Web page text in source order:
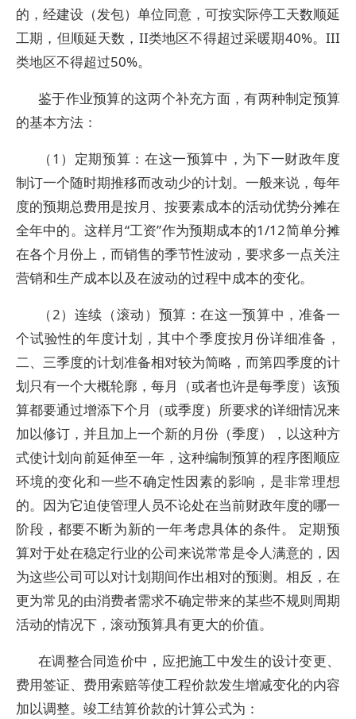
的，经建设（发包）单位同意，可按实际停工天数顺延
工期，但顺延天数，II类地区不得超过采暖期40%。III
类地区不得超过50%。
鉴于作业预算的这两个补充方面，有两种制定预算
的基本方法：
（1）定期预算：在这一预算中，为下一财政年度
制订一个随时期推移而改动少的计划。一般来说，每年
度的预期总费用是按月、按要素成本的活动优势分摊在
全年中的。这样月“工资”作为预期成本的1/12简单分摊
在各个月份上，而销售的季节性波动，要求多一点关注
营销和生产成本以及在波动的过程中成本的变化。
（2）连续（滚动）预算：在这一预算中，准备一
个试验性的年度计划，其中个季度按月份详细准备，
二、三季度的计划准备相对较为简略，而第四季度的计
划只有一个大概轮廓，每月（或者也许是每季度）该预
算都要通过增添下个月（或季度）所要求的详细情况来
加以修订，并且加上一个新的月份（季度），以这种方
式使计划向前延伸至一年，这种编制预算的程序图顺应
环境的变化和一些不确定性因素的影响，是非常理想
的。因为它迫使管理人员不论处在当前财政年度的哪一
阶段，都要不断为新的一年考虑具体的条件。 定期预
算对于处在稳定行业的公司来说常常是令人满意的，因
为这些公司可以对计划期间作出相对的预测。相反，在
更为常见的由消费者需求不确定带来的某些不规则周期
活动的情况下，滚动预算具有更大的价值。
在调整合同造价中，应把施工中发生的设计变更、
费用签证、费用索赔等使工程价款发生增减变化的内容
加以调整。竣工结算价款的计算公式为：